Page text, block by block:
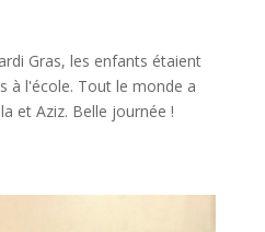
Gras, les enfants étaient
à l'école. Tout le monde a
et Aziz. Belle journée !